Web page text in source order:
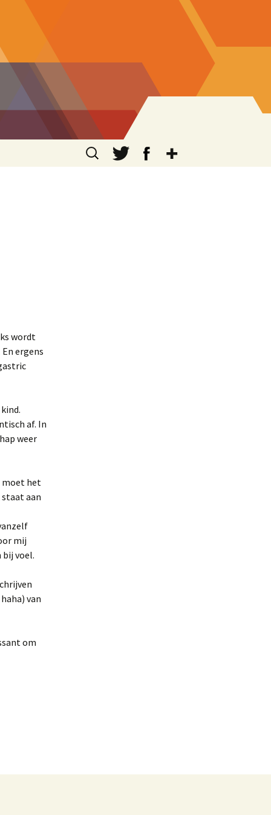
Zoek
en n
wordt
ergens
af. In
weer
moet het
aan
mij
voel.
van
om